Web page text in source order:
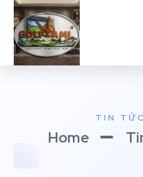
TIN
Home